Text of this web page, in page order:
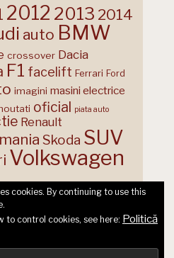
2012 2013 2014
auto BMW
crossover Dacia
F1 facelift Ferrari Ford
imagini masini electrice
oficial piata auto
Renault
Skoda SUV
Volkswagen
| made by Nina Cocea &infin
cookies. By continuing to use this
to control cookies, see here: Politică